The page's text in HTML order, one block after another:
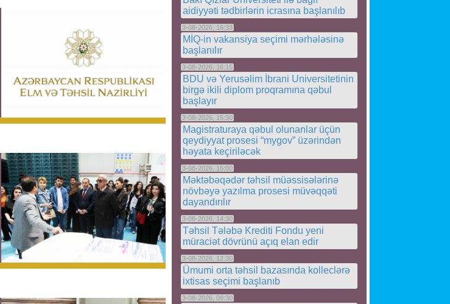
aidiyyəti tədbirlərin icrasına başlanılıb
3-08-2026, 16:33
MİQ-in vakansiya seçimi mərhələsinə
başlanılır
3-08-2026, 16:15
BDU və Yerusəlim İbrani Universitetinin
birgə ikili diplom proqramına qəbul
başlayır
3-08-2026, 15:30
Magistraturaya qəbul olunanlar üçün
qeydiyyat prosesi “mygov” üzərindən
həyata keçiriləcək
3-08-2026, 15:00
Məktəbəqədər təhsil müəssisələrinə
növbəyə yazılma prosesi müvəqqəti
dayandırılır
3-08-2026, 14:30
Təhsil Tələbə Krediti Fondu yeni
müraciət dövrünü açıq elan edir
3-08-2026, 12:30
Ümumi orta təhsil bazasında kolleclərə
ixtisas seçimi başlanıb
3-08-2026, 09:30